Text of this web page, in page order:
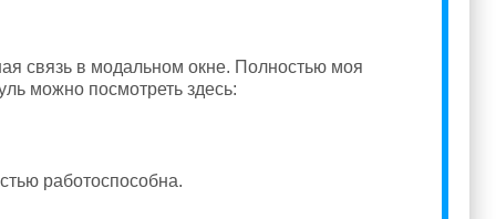
связь в модальном окне. Полностью моя
можно посмотреть здесь:
работоспособна.